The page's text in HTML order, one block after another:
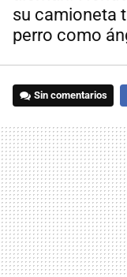
su camioneta
perro como
Sin comentarios